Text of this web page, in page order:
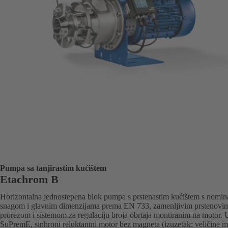
Pumpa sa tanjirastim kućištem
Etachrom B
Horizontalna jednostepena blok pumpa s prstenastim kućištem s
snagom i glavnim dimenzijama prema EN 733, zamenljivim
prorezom i sistemom za regulaciju broja obrtaja montiranim na motor.
SuPremE, sinhroni reluktantni motor bez magneta (izuzetak: veličine